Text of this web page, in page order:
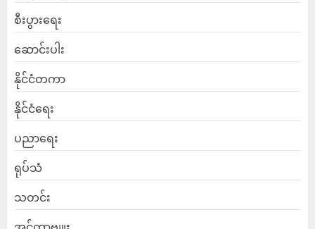
စီးပွားရေး
ဆောင်းပါး
နိုင်ငံတကာ
နိုင်ငံရေး
ပညာရေး
ရုပ်သံ
သတင်း